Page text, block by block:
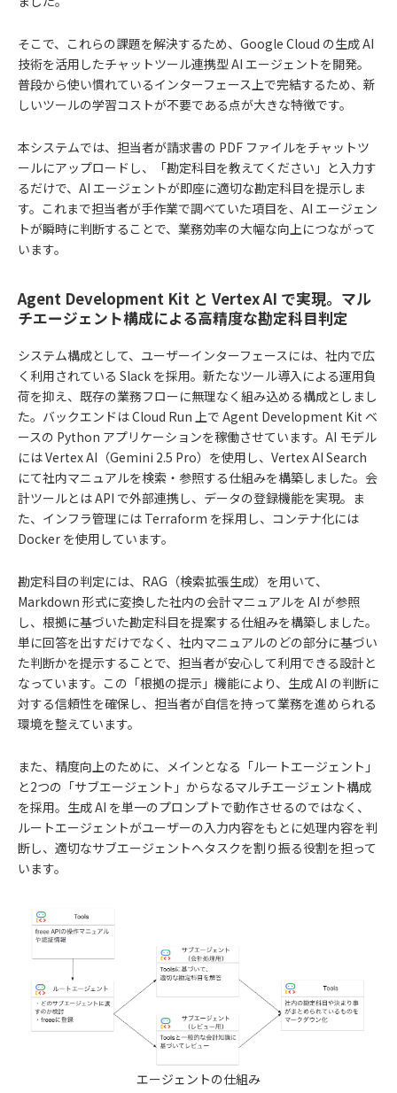
そこで、これらの課題を解決するため、Google Cloud の生成 AI
技術を活用したチャットツール連携型 AI エージェントを開発。
普段から使い慣れているインターフェース上で完結するため、新
しいツールの学習コストが不要である点が大きな特徴です。
本システムでは、担当者が請求書の PDF ファイルをチャットツ
ールにアップロードし、「勘定科目を教えてください」と入力す
るだけで、AI エージェントが即座に適切な勘定科目を提示しま
す。これまで担当者が手作業で調べていた項目を、AI エージェン
トが瞬時に判断することで、業務効率の大幅な向上につながって
います。
Agent Development Kit と Vertex AI で実現。マル
チエージェント構成による高精度な勘定科目判定
システム構成として、ユーザーインターフェースには、社内で広
く利用されている Slack を採用。新たなツール導入による運用負
荷を抑え、既存の業務フローに無理なく組み込める構成としまし
た。バックエンドは Cloud Run 上で Agent Development Kit ベ
ースの Python アプリケーションを稼働させています。AI モデル
には Vertex AI（Gemini 2.5 Pro）を使用し、Vertex AI Search
にて社内マニュアルを検索・参照する仕組みを構築しました。会
計ツールとは API で外部連携し、データの登録機能を実現。ま
た、インフラ管理には Terraform を採用し、コンテナ化には
Docker を使用しています。
勘定科目の判定には、RAG（検索拡張生成）を用いて、
Markdown 形式に変換した社内の会計マニュアルを AI が参照
し、根拠に基づいた勘定科目を提案する仕組みを構築しました。
単に回答を出すだけでなく、社内マニュアルのどの部分に基づい
た判断かを提示することで、担当者が安心して利用できる設計と
なっています。この「根拠の提示」機能により、生成 AI の判断に
対する信頼性を確保し、担当者が自信を持って業務を進められる
環境を整えています。
また、精度向上のために、メインとなる「ルートエージェント」
と2つの「サブエージェント」からなるマルチエージェント構成
を採用。生成 AI を単一のプロンプトで動作させるのではなく、
ルートエージェントがユーザーの入力内容をもとに処理内容を判
断し、適切なサブエージェントへタスクを割り振る役割を担って
います。
エージェントの仕組み